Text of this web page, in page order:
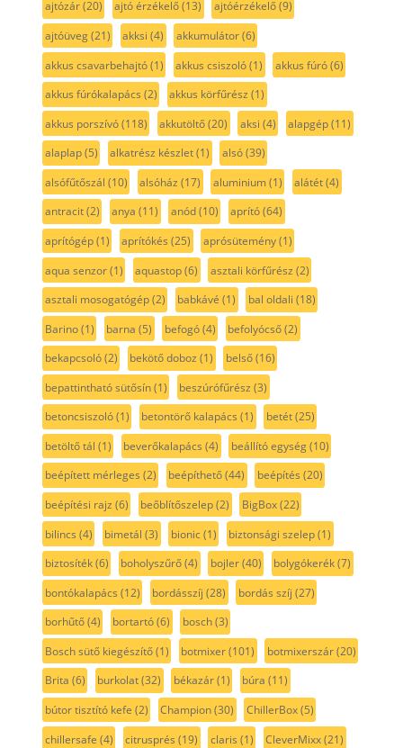
ajtózár(20) ajtó érzékelő(13) ajtóérzékelő(9)
ajtóüveg(21) akksi (4) akkumulátor(6)
akkus csavarbehajtó(1) akkus csiszoló(1) akkus fúró(6)
akkus fúrókalapács (2) akkus körfűrész (1)
akkus porszívó(118) akkutöltő(20) aksi (4) alapgép(11)
alaplap(5) alkatrész készlet(1) alsó(39)
alsófűtőszál (10) alsóház (17) aluminium(1) alátét(4)
antracit(2) anya (11) anód(10) aprító(64)
aprítógép(1) aprítókés (25) aprósütemény(1)
aqua senzor(1) aquastop(6) asztali körfűrész (2)
asztali mosogatógép(2) babkávé (1) bal oldali (18)
Barino(1) barna (5) befogó(4) befolyócső(2)
bekapcsoló(2) bekötő doboz (1) belső(16)
bepattintható sütősín(1) beszúrófűrész (3)
betoncsiszoló(1) betontörő kalapács (1) betét(25)
betöltő tál (1) beverőkalapács (4) beállító egység(10)
beépített mérleges (2) beépíthető(44) beépítés (20)
beépítési rajz (6) beőblítőszelep(2) BigBox(22)
bilincs (4) bimetál (3) bionic(1) biztonsági szelep(1)
biztosíték(6) boholyszűrő(4) bojler(40) bolygókerék(7)
bontókalapács (12) bordásszíj (28) bordás szíj (27)
borhűtő(4) bortartó(6) bosch(3)
Bosch sütő kiegészítő(1) botmixer(101) botmixerszár(20)
Brita (6) burkolat(32) békazár(1) búra (11)
bútor tisztító kefe (2) Champion(30) ChillerBox(5)
chillersafe (4) citrusprés (19) claris (1) CleverMixx(21)